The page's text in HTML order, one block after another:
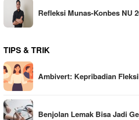
Refleksi Munas-Konbes NU
TIPS & TRIK
Ambivert: Kepribadian
Benjolan Lemak Bisa Jadi